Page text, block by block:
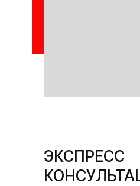
ЭКСПРЕСС